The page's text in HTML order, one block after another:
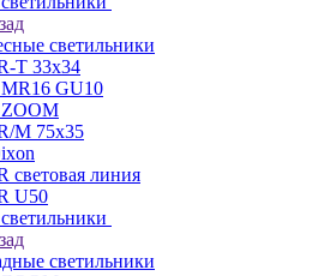
светильники
T 33x34
GU10
M 75х35
световая линия
U50
светильники